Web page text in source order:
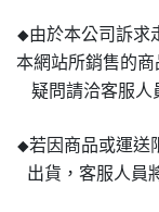
◆由於本公司訴求
本網站所銷售的商
疑問請洽客服人
◆若因商品或運送
出貨，客服人員